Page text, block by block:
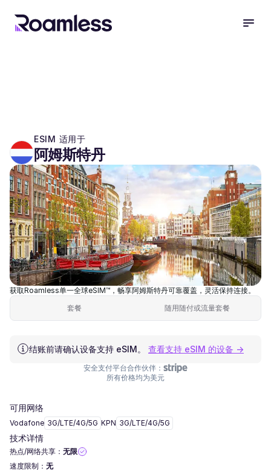
ESIM 适用于
阿姆斯特丹
获取Roamless单一全球eSIM™，畅享阿姆斯特丹可靠覆盖，灵活保持连接。
套餐
随用随付或流量套餐
结账前请确认设备支持 eSIM。 查看支持 eSIM 的设备 →
安全支付平台合作伙伴：
所有价格均为美元
可用网络
Vodafone 3G/LTE/4G/5G KPN 3G/LTE/4G/5G
技术详情
热点/网络共享： 无限
速度限制： 无